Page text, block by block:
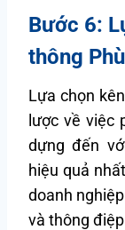
Bước 6:
thông
Lựa chọn
lược về việc
dựng đến
hiệu quả
doanh
và thông